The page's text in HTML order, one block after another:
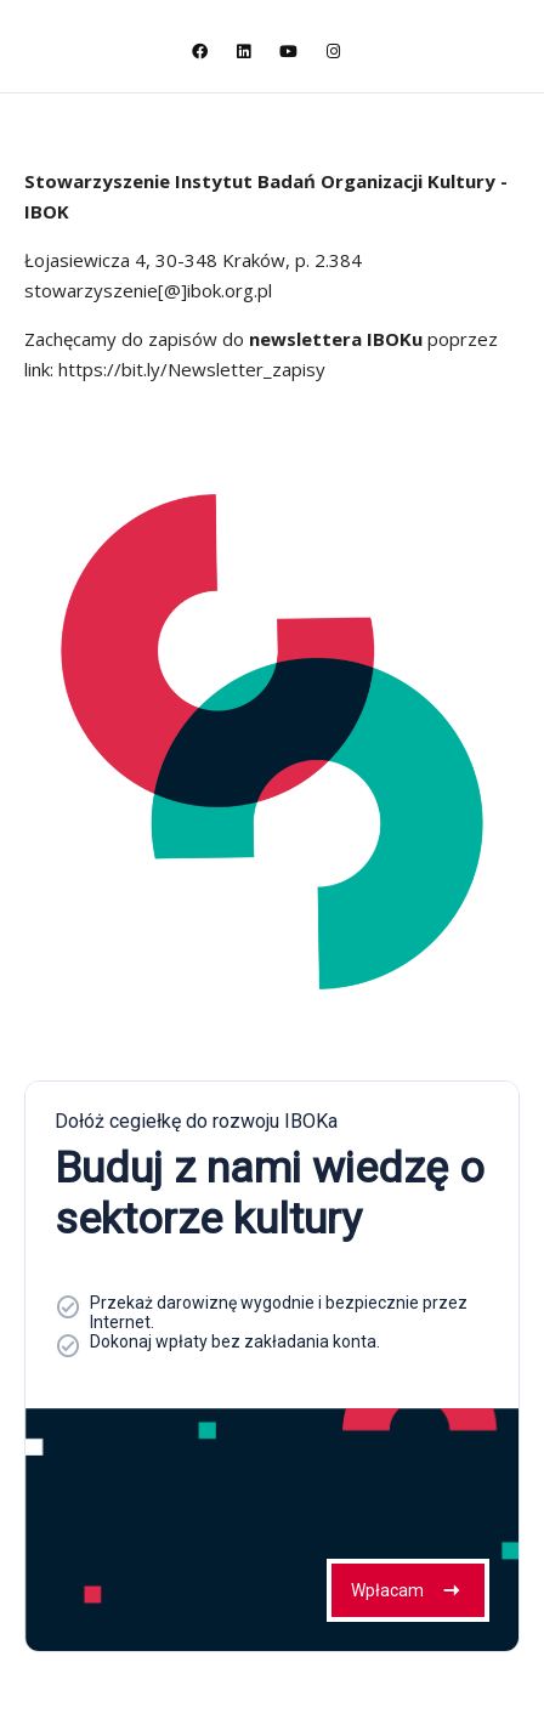
Stowarzyszenie Instytut Badań Organizacji Kultury -
IBOK
Łojasiewicza 4, 30-348 Kraków, p. 2.384
stowarzyszenie[@]ibok.org.pl
Zachęcamy do zapisów do newslettera IBOKu poprzez
link: https://bit.ly/Newsletter_zapisy